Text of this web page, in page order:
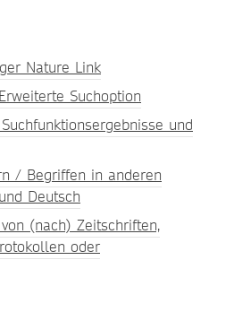
Nature Link
Suchoption
und
/ Begriffen in anderen
Deutsch
(nach) Zeitschriften,
oder